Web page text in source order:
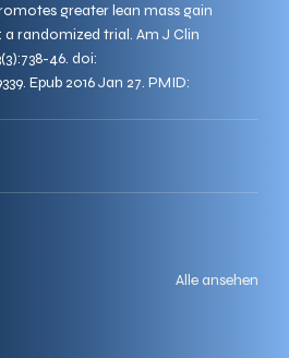
greater lean mass gain
a randomized trial. Am J Clin
46. doi:
Epub 2016 Jan 27. PMID:
Alle ansehen